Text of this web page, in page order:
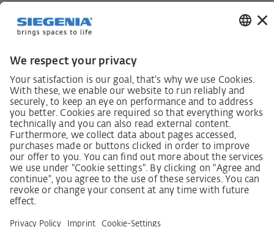
Інформаційний лист для постачальників щодо
постачання (LkSG)
Декларація про принципи стратегії у сфері прав
людини
Процедура подання та розгляду скарг відповідно
до Закону про належну обачність у ланцюгах
постачання
Довідкові дані AGB
Політика конфіденційності